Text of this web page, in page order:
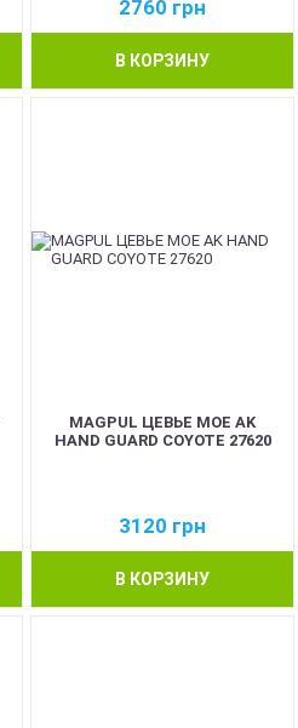
2760 грн
В КОРЗИНУ
MAGPUL ЦЕВЬЕ MOE AK
HAND GUARD COYOTE 27620
3120 грн
В КОРЗИНУ